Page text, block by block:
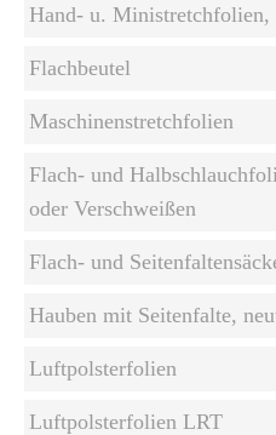
Hand- u. Ministretchfolien,
Flachbeutel
Maschinenstretchfolien
Flach- und
oder Verschweißen
Flach- und
Hauben mit Seitenfalte,
Luftpolsterfolien
Luftpolsterfolien LRT